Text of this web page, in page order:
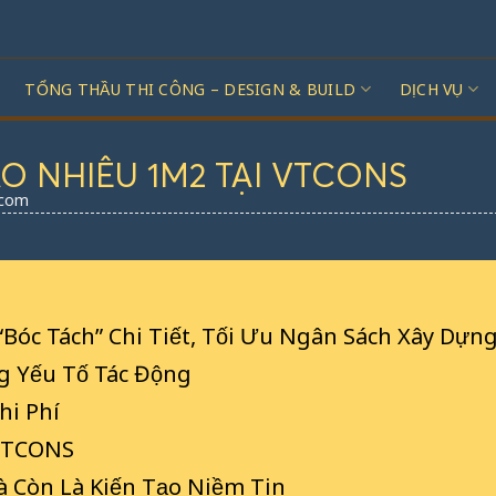
TỔNG THẦU THI CÔNG – DESIGN & BUILD DỊCH VỤ
NHIÊU 1M2 TẠI VTCONS
Tách” Chi Tiết, Tối Ưu Ngân Sách Xây Dựng
Yếu Tố Tác Động
Phí
Còn Là Kiến Tạo Niềm Tin